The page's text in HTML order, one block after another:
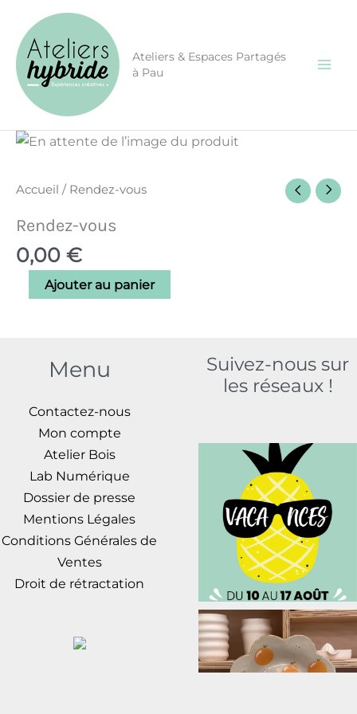
CONGÉS ÉTÉ - Les ateliers seront fermés une semaine
contenu
Ateliers & Espaces Partagés
à Pau
Accueil / Rendez-vous
Rendez-vous
0,00 €
quantité
Rendez-
Ajouter au panier
Menu
Contactez-nous
Mon compte
Atelier Bois
Lab Numérique
Dossier de presse
Mentions Légales
Conditions Générales de
Ventes
Droit de rétractation
Suivez-nous sur
les réseaux !